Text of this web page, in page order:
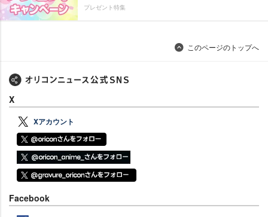
プレゼント特集
このページのトップへ
X
Xアカウント
Facebook